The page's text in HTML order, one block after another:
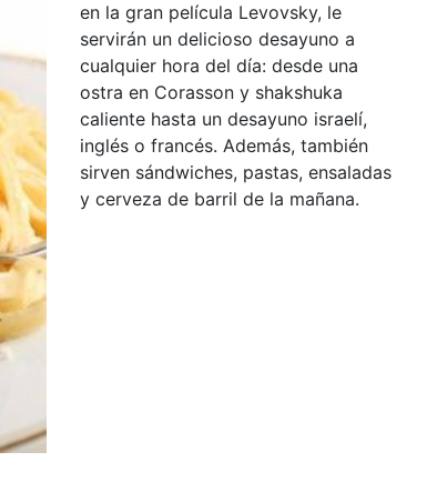
en la gran película Levovsky, le
servirán un delicioso desayuno a
cualquier hora del día: desde una
ostra en Corasson y shakshuka
caliente hasta un desayuno israelí,
inglés o francés. Además, también
sirven sándwiches, pastas, ensaladas
y cerveza de barril de la mañana.